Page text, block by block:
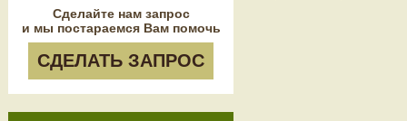
Сделайте нам запрос
и мы постараемся Вам помочь
СДЕЛАТЬ ЗАПРОС